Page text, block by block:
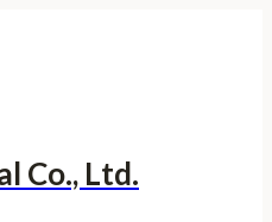
Co., Ltd.